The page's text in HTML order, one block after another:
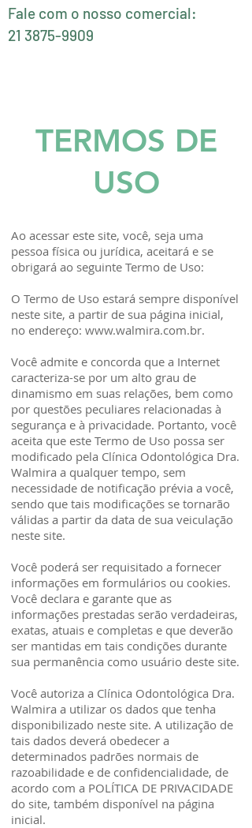
Fale com o nosso comercial:
21 3875-9909
TERMOS DE
USO
Ao acessar este site, você, seja uma
pessoa física ou jurídica, aceitará e se
obrigará ao seguinte Termo de Uso:
O Termo de Uso estará sempre disponível
neste site, a partir de sua página inicial,
no endereço: www.walmira.com.br.
Você admite e concorda que a Internet
caracteriza-se por um alto grau de
dinamismo em suas relações, bem como
por questões peculiares relacionadas à
segurança e à privacidade. Portanto, você
aceita que este Termo de Uso possa ser
modificado pela Clínica Odontológica Dra.
Walmira a qualquer tempo, sem
necessidade de notificação prévia a você,
sendo que tais modificações se tornarão
válidas a partir da data de sua veiculação
neste site.
Você poderá ser requisitado a fornecer
informações em formulários ou cookies.
Você declara e garante que as
informações prestadas serão verdadeiras,
exatas, atuais e completas e que deverão
ser mantidas em tais condições durante
sua permanência como usuário deste site.
Você autoriza a Clínica Odontológica Dra.
Walmira a utilizar os dados que tenha
disponibilizado neste site. A utilização de
tais dados deverá obedecer a
determinados padrões normais de
razoabilidade e de confidencialidade, de
acordo com a POLÍTICA DE PRIVACIDADE
do site, também disponível na página
inicial.